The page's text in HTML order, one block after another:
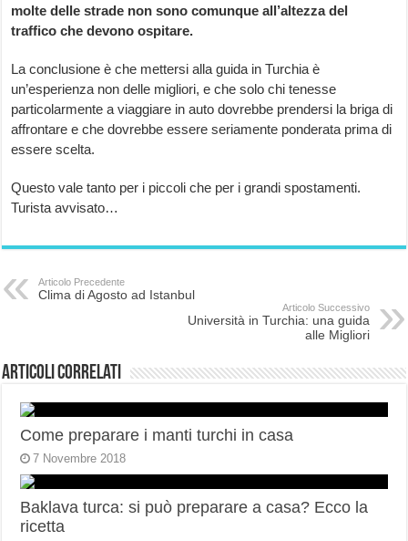
molte delle strade non sono comunque all’altezza del
traffico che devono ospitare.
La conclusione è che mettersi alla guida in Turchia è
un’esperienza non delle migliori, e che solo chi tenesse
particolarmente a viaggiare in auto dovrebbe prendersi la briga di
affrontare e che dovrebbe essere seriamente ponderata prima di
essere scelta.
Questo vale tanto per i piccoli che per i grandi spostamenti.
Turista avvisato…
Articolo Precedente
Clima di Agosto ad Istanbul
Articolo Successivo
Università in Turchia: una guida
alle Migliori
Articoli correlati
Come preparare i manti turchi in casa
7 Novembre 2018
Baklava turca: si può preparare a casa? Ecco la
ricetta